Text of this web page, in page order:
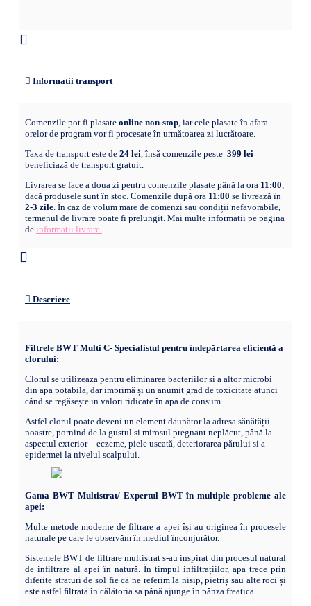
Informatii transport
Comenzile pot fi plasate online non-stop, iar cele plasate în afara
orelor de program vor fi procesate în următoarea zi lucrătoare.
Taxa de transport este de 24 lei, însă comenzile peste 399 lei
beneficiază de transport gratuit.
Livrarea se face a doua zi pentru comenzile plasate până la ora 11:00,
dacă produsele sunt în stoc. Comenzile după ora 11:00 se livrează în
2-3 zile. În caz de volum mare de comenzi sau condiții nefavorabile,
termenul de livrare poate fi prelungit. Mai multe informatii pe pagina
de informatii livrare.
Descriere
Filtrele BWT Multi C- Specialistul pentru îndepărtarea eficientă a
clorului:
Clorul se utilizeaza pentru eliminarea bacteriilor si a altor microbi
din apa potabilă, dar imprimă și un anumit grad de toxicitate atunci
când se regăsește in valori ridicate în apa de consum.
Astfel clorul poate deveni un element dăunător la adresa sănătății
noastre, pornind de la gustul si mirosul pregnant neplăcut, până la
aspectul exterior – eczeme, piele uscată, deteriorarea părului si a
epidermei la nivelul scalpului.
Gama BWT Multistrat/ Expertul BWT în multiple probleme ale
apei:
Multe metode moderne de filtrare a apei își au originea în procesele
naturale pe care le observăm în mediul înconjurător.
Sistemele BWT de filtrare multistrat s-au inspirat din procesul natural
de infiltrare al apei în natură. În timpul infiltrațiilor, apa trece prin
diferite straturi de sol fie că ne referim la nisip, pietriș sau alte roci și
este astfel ﬁltrată în călătoria sa până ajunge în pânza freatică.